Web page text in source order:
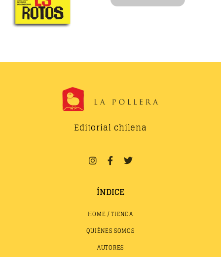
Editorial chilena
ÍNDICE
HOME / TIENDA
QUIÉNES SOMOS
AUTORES